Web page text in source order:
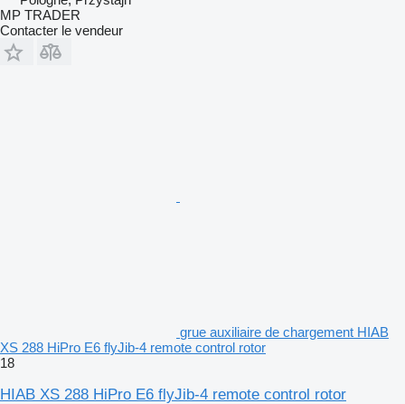
MP TRADER
Contacter le vendeur
grue auxiliaire de chargement HIAB
XS 288 HiPro E6 flyJib-4 remote control rotor
18
HIAB XS 288 HiPro E6 flyJib-4 remote control rotor